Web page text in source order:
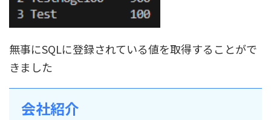
無事にSQLに登録されている値を取得することがで
きました
会社紹介